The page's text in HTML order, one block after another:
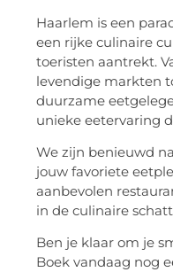
Haarlem is een
een rijke culinaire
toeristen aantrekt.
levendige markten
duurzame
unieke eetervaring
We zijn benieuwd
jouw favoriete
aanbevolen
in de culinaire
Ben je klaar om je
Boek vandaag nog